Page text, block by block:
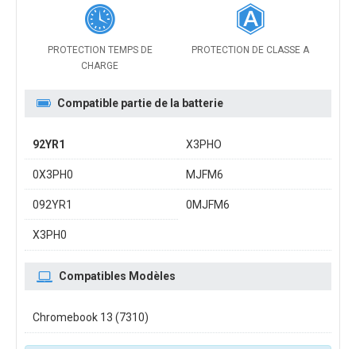
PROTECTION TEMPS DE
CHARGE
PROTECTION DE CLASSE A
Compatible partie de la batterie
92YR1 X3PHO
0X3PH0 MJFM6
092YR1 0MJFM6
X3PH0
Compatibles Modèles
Chromebook 13 (7310)